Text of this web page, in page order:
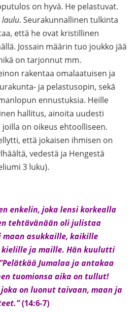
on hyvä. He pelastuvat.
laulu. Seurakunnallinen tulkinta
että he ovat kristillinen
Jossain määrin tuo joukko jää
on tarjonnut mm.
rakentaa omalaatuisen ja
ja pelastusopin, sekä
ennustuksia. Heille
hallitus, ainoita uudesti
on oikeus ehtoolliseen.
että jokaisen ihmisen on
vedestä ja Hengestä
3 luku).
enkelin, joka lensi korkealla
tehtävänään oli julistaa
asukkaille, kaikille
ja maille. Hän kuulutti
Jumalaa ja antakaa
tuomionsa aika on tullut!
on luonut taivaan, maan ja
(14:6-7)